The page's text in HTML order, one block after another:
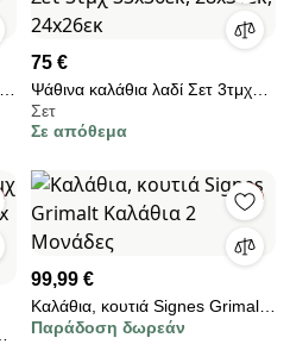
75 €
Ψάθινα καλάθια λαδί Σετ 3τμχ
33x36εκ, 28x31εκ, 24x26εκ
Σετ
Σε απόθεμα
99,99 €
Καλάθια, κουτιά Signes Grimalt
Καλάθια 2 Μονάδες
Παράδοση δωρεάν